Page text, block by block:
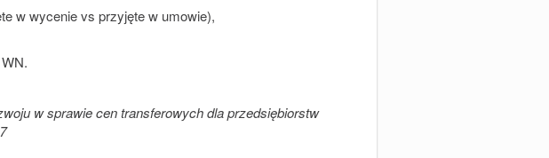
w wycenie vs przyjęte w umowie),
w sprawie cen transferowych dla przedsiębiorstw